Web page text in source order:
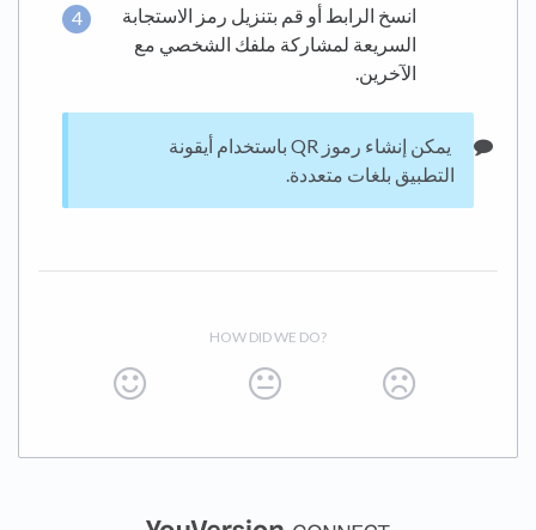
انسخ الرابط أو قم بتنزيل رمز الاستجابة
السريعة لمشاركة ملفك الشخصي مع
الآخرين.
يمكن إنشاء رموز QR باستخدام أيقونة
التطبيق بلغات متعددة.
HOW DID WE DO?
(opens in a